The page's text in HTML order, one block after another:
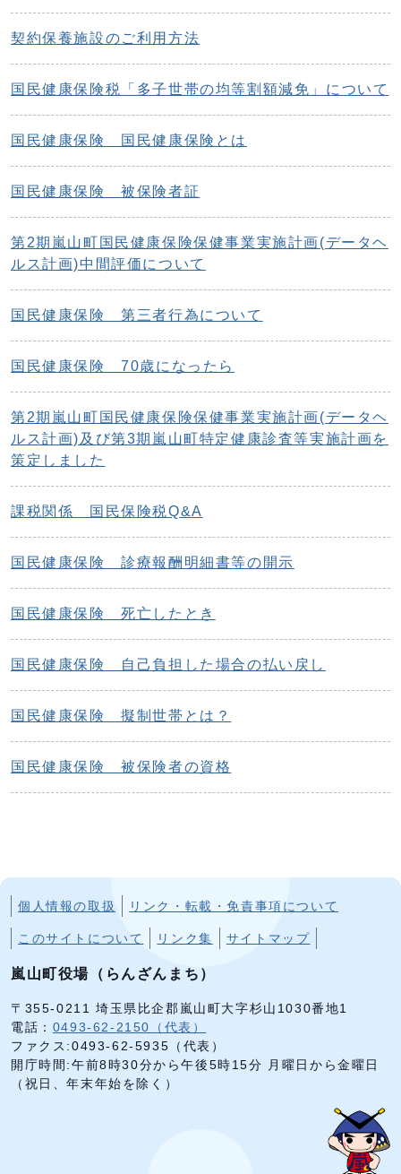
契約保養施設のご利用方法
国民健康保険税「多子世帯の均等割額減免」について
国民健康保険 国民健康保険とは
国民健康保険 被保険者証
第2期嵐山町国民健康保険保健事業実施計画(データヘ
ルス計画)中間評価について
国民健康保険 第三者行為について
国民健康保険 70歳になったら
第2期嵐山町国民健康保険保健事業実施計画(データヘ
ルス計画)及び第3期嵐山町特定健康診査等実施計画を
策定しました
課税関係 国民保険税Q&A
国民健康保険 診療報酬明細書等の開示
国民健康保険 死亡したとき
国民健康保険 自己負担した場合の払い戻し
国民健康保険 擬制世帯とは？
国民健康保険 被保険者の資格
個人情報の取扱 リンク・転載・免責事項について
このサイトについて リンク集 サイトマップ
嵐山町役場（らんざんまち）
〒355-0211 埼玉県比企郡嵐山町大字杉山1030番地1
電話： 0493-62-2150（代表）
ファクス:0493-62-5935（代表）
開庁時間:午前8時30分から午後5時15分 月曜日から金曜日
（祝日、年末年始を除く）